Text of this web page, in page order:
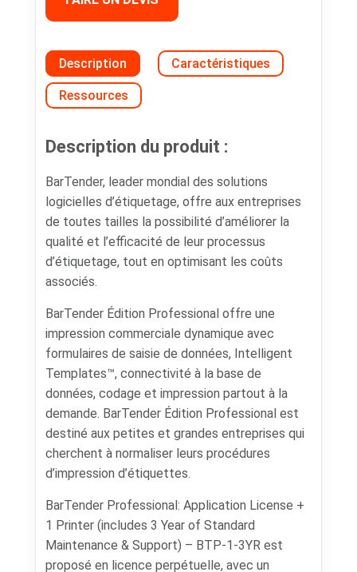
Description Caractéristiques
Ressources
Description du produit :
BarTender, leader mondial des solutions
logicielles d’étiquetage, offre aux entreprises
de toutes tailles la possibilité d’améliorer la
qualité et l’efficacité de leur processus
d’étiquetage, tout en optimisant les coûts
associés.
BarTender Édition Professional offre une
impression commerciale dynamique avec
formulaires de saisie de données, Intelligent
Templates™, connectivité à la base de
données, codage et impression partout à la
demande. BarTender Édition Professional est
destiné aux petites et grandes entreprises qui
cherchent à normaliser leurs procédures
d’impression d’étiquettes.
BarTender Professional: Application License +
1 Printer (includes 3 Year of Standard
Maintenance & Support) – BTP-1-3YR est
proposé en licence perpétuelle, avec un